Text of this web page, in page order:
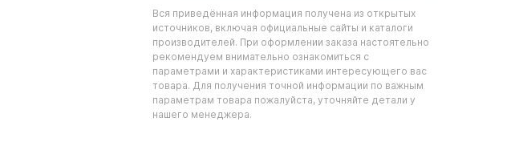
Вся приведённая информация получена из открытых
источников, включая официальные сайты и каталоги
производителей. При оформлении заказа настоятельно
рекомендуем внимательно ознакомиться с
параметрами и характеристиками интересующего вас
товара. Для получения точной информации по важным
параметрам товара пожалуйста, уточняйте детали у
нашего менеджера.